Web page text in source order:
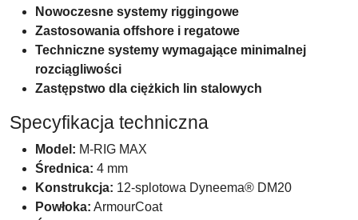
Nowoczesne systemy riggingowe
Zastosowania offshore i regatowe
Techniczne systemy wymagające minimalnej
rozciągliwości
Zastępstwo dla ciężkich lin stalowych
Specyfikacja techniczna
Model: M-RIG MAX
Średnica: 4 mm
Konstrukcja: 12-splotowa Dyneema® DM20
Powłoka: ArmourCoat